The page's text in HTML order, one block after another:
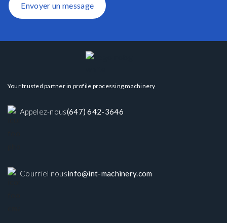
Envoyer un message
Your trusted partner in profile processing machinery
Appelez-nous(647) 642-3646
Courriel nousinfo@int-machinery.com